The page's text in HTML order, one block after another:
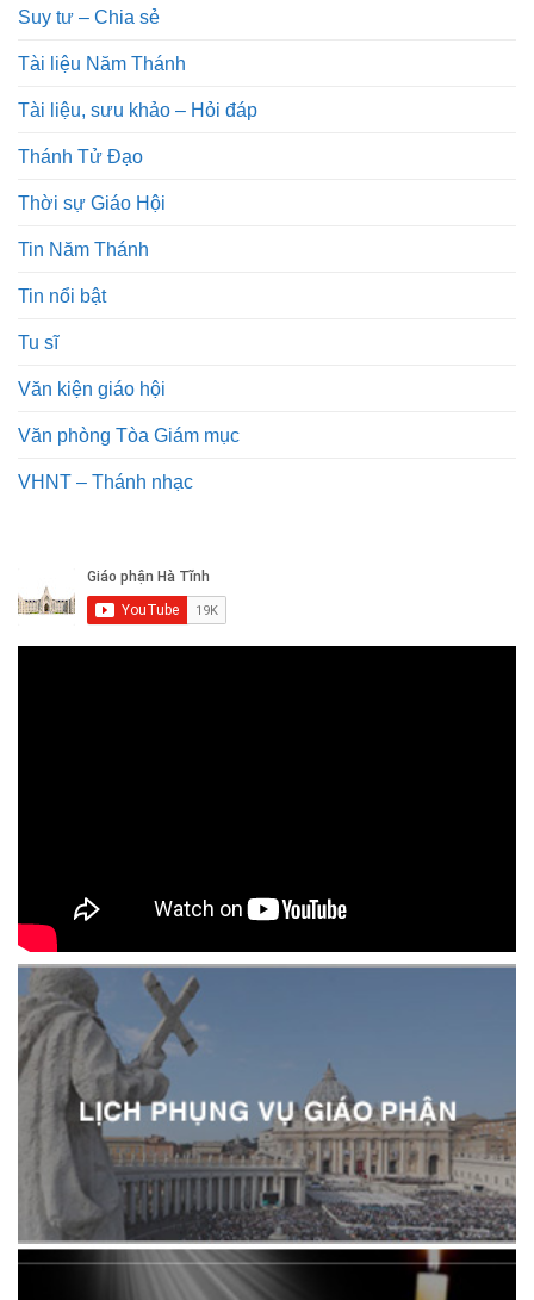
Suy tư – Chia sẻ
Tài liệu Năm Thánh
Tài liệu, sưu khảo – Hỏi đáp
Thánh Tử Đạo
Thời sự Giáo Hội
Tin Năm Thánh
Tin nổi bật
Tu sĩ
Văn kiện giáo hội
Văn phòng Tòa Giám mục
VHNT – Thánh nhạc